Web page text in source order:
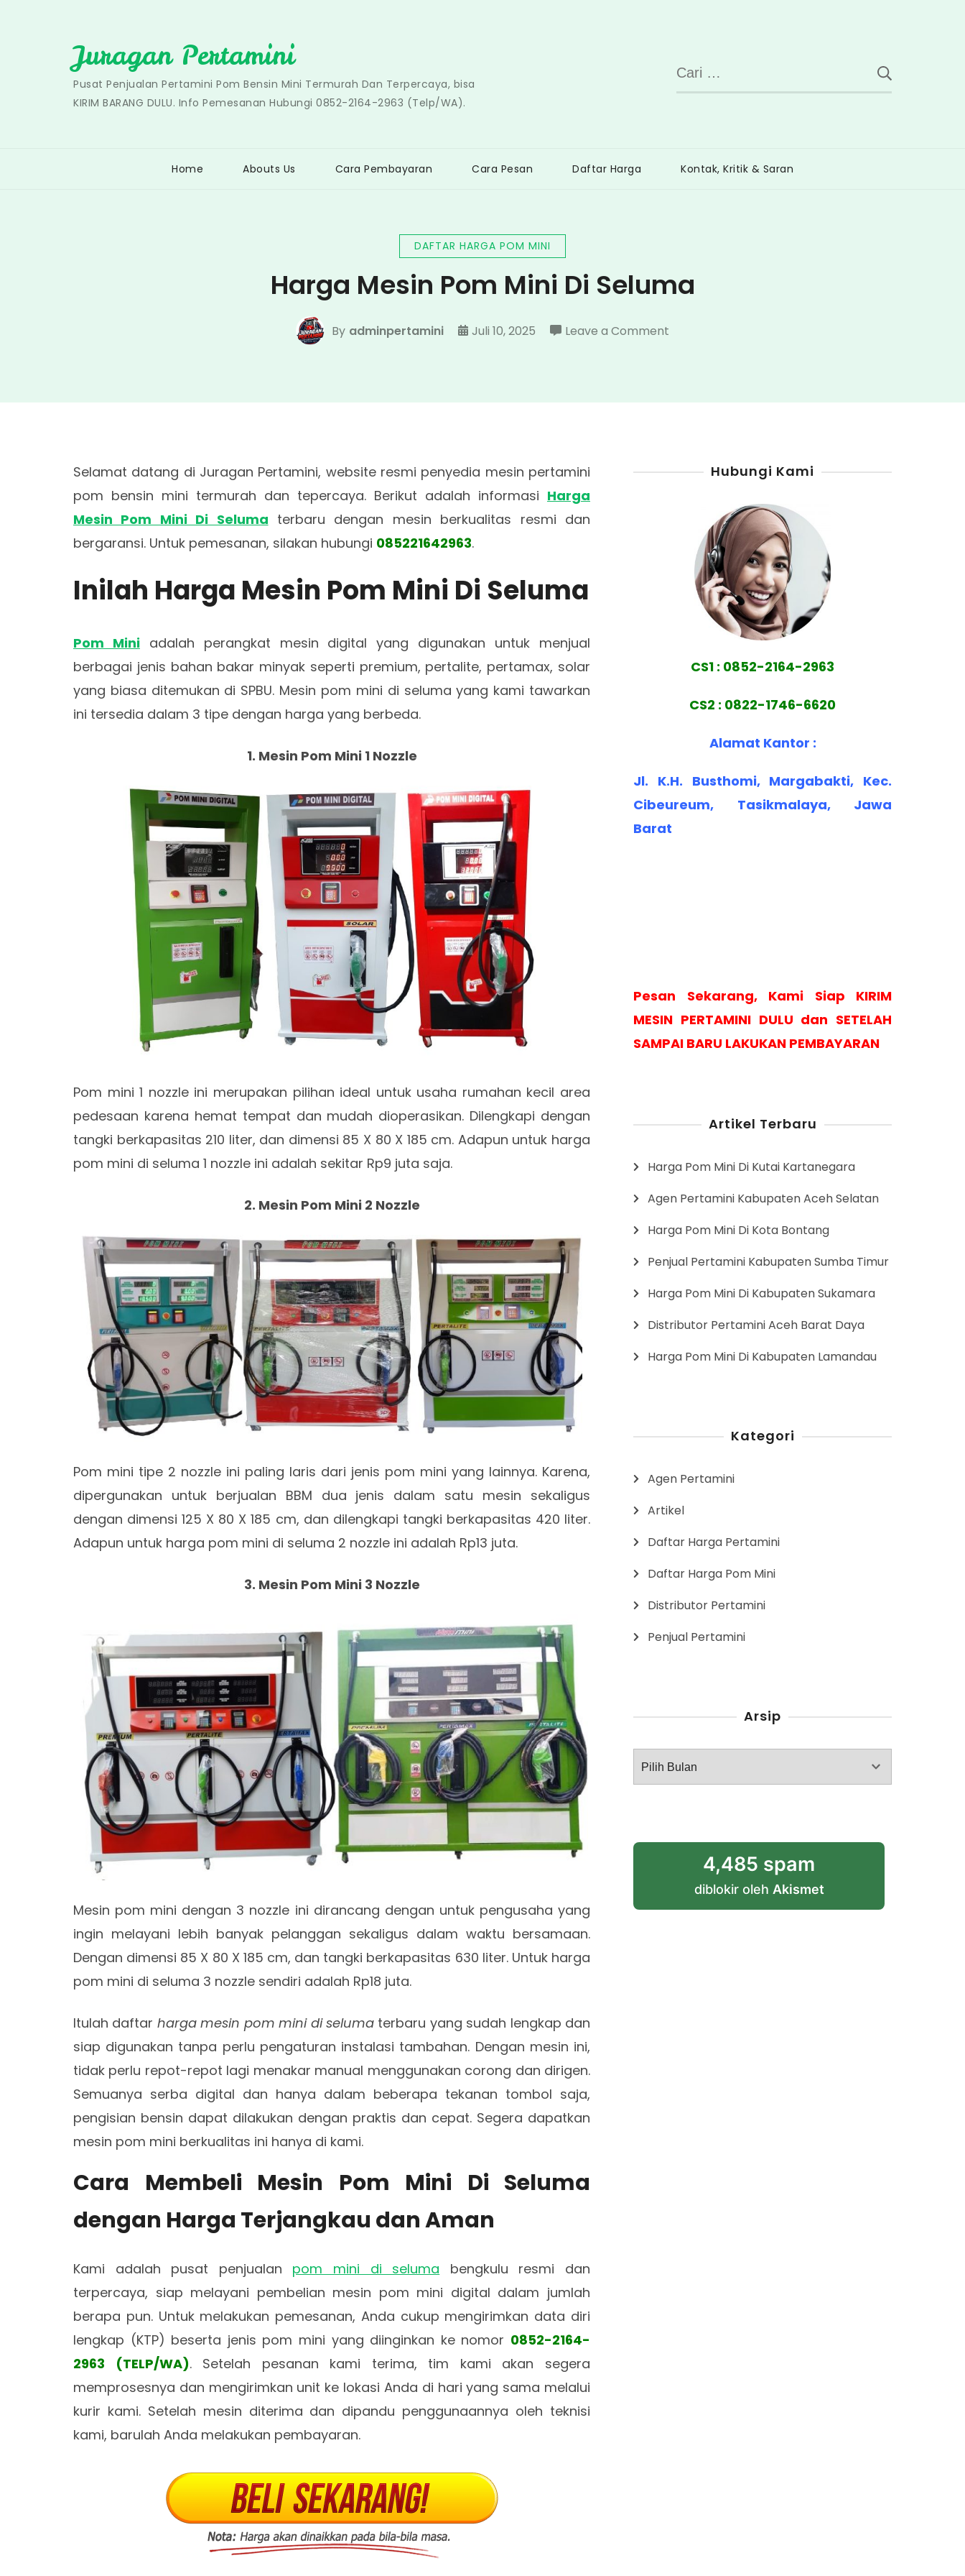
Juragan Pertamini
Pusat Penjualan Pertamini Pom Bensin Mini Termurah Dan Terpercaya, bisa
KIRIM BARANG DULU. Info Pemesanan Hubungi 0852-2164-2963 (Telp/WA).
Cari
untuk:
Home Abouts Us Cara Pembayaran Cara Pesan Daftar Harga Kontak, Kritik & Saran
DAFTAR HARGA POM MINI
Harga Mesin Pom Mini Di Seluma
By adminpertamini Juli 10, 2025 Leave a Commenton
Selamat datang di Juragan Pertamini, website resmi penyedia mesin pertamini
pom bensin mini termurah dan tepercaya. Berikut adalah informasi Harga
Mesin Pom Mini Di Seluma terbaru dengan mesin berkualitas resmi dan
bergaransi. Untuk pemesanan, silakan hubungi 085221642963.
Inilah Harga Mesin Pom Mini Di Seluma
Pom Miniadalah perangkat mesin digital yang digunakan untuk menjual
berbagai jenis bahan bakar minyak seperti premium, pertalite, pertamax, solar
yang biasa ditemukan di SPBU. Mesin pom mini di seluma yang kami tawarkan
ini tersedia dalam 3 tipe dengan harga yang berbeda.
1. Mesin Pom Mini 1 Nozzle
Pom mini 1 nozzle ini merupakan pilihan ideal untuk usaha rumahan kecil area
pedesaan karena hemat tempat dan mudah dioperasikan. Dilengkapi dengan
tangki berkapasitas 210 liter, dan dimensi 85 X 80 X 185 cm. Adapun untuk harga
pom mini di seluma 1 nozzle ini adalah sekitar Rp9 juta saja.
2. Mesin Pom Mini 2 Nozzle
Pom mini tipe 2 nozzle ini paling laris dari jenis pom mini yang lainnya. Karena,
dipergunakan untuk berjualan BBM dua jenis dalam satu mesin sekaligus
dengan dimensi 125 X 80 X 185 cm, dan dilengkapi tangki berkapasitas 420 liter.
Adapun untuk harga pom mini di seluma 2 nozzle ini adalah Rp13 juta.
3. Mesin Pom Mini 3 Nozzle
Mesin pom mini dengan 3 nozzle ini dirancang dengan untuk pengusaha yang
ingin melayani lebih banyak pelanggan sekaligus dalam waktu bersamaan.
Dengan dimensi 85 X 80 X 185 cm, dan tangki berkapasitas 630 liter. Untuk harga
pom mini di seluma 3 nozzle sendiri adalah Rp18 juta.
Itulah daftar harga mesin pom mini di selumaterbaru yang sudah lengkap dan
siap digunakan tanpa perlu pengaturan instalasi tambahan. Dengan mesin ini,
tidak perlu repot-repot lagi menakar manual menggunakan corong dan dirigen.
Semuanya serba digital dan hanya dalam beberapa tekanan tombol saja,
pengisian bensin dapat dilakukan dengan praktis dan cepat. Segera dapatkan
mesin pom mini berkualitas ini hanya di kami.
Cara Membeli Mesin Pom Mini Di Seluma
dengan Harga Terjangkau dan Aman
Kami adalah pusat penjualan pom mini di seluma bengkulu resmi dan
terpercaya, siap melayani pembelian mesin pom mini digital dalam jumlah
berapa pun. Untuk melakukan pemesanan, Anda cukup mengirimkan data diri
lengkap (KTP) beserta jenis pom mini yang diinginkan ke nomor 0852-2164-
2963 (TELP/WA). Setelah pesanan kami terima, tim kami akan segera
memprosesnya dan mengirimkan unit ke lokasi Anda di hari yang sama melalui
kurir kami. Setelah mesin diterima dan dipandu penggunaannya oleh teknisi
kami, barulah Anda melakukan pembayaran.
Hubungi Kami
CS1 : 0852-2164-2963
CS2 : 0822-1746-6620
Alamat Kantor :
Jl. K.H. Busthomi, Margabakti, Kec.
Cibeureum, Tasikmalaya, Jawa
Barat
Pesan Sekarang, Kami Siap KIRIM
MESIN PERTAMINI DULU dan SETELAH
SAMPAI BARU LAKUKAN PEMBAYARAN
Artikel Terbaru
Harga Pom Mini Di Kutai Kartanegara
Agen Pertamini Kabupaten Aceh Selatan
Harga Pom Mini Di Kota Bontang
Penjual Pertamini Kabupaten Sumba Timur
Harga Pom Mini Di Kabupaten Sukamara
Distributor Pertamini Aceh Barat Daya
Harga Pom Mini Di Kabupaten Lamandau
Kategori
Agen Pertamini
Artikel
Daftar Harga Pertamini
Daftar Harga Pom Mini
Distributor Pertamini
Penjual Pertamini
Arsip
Arsip
4,485 spam
diblokir oleh Akismet